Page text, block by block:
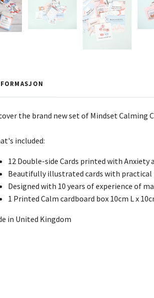
the brand new set of Mindset
included:
12 Double-side Cards printed with Anxiety
Beautifully illustrated cards with practical
Designed with 10 years of experience of
1 Printed Calm cardboard box 10cm L x
in United Kingdom